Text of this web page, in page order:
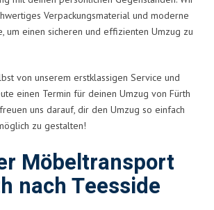
Verpackungsmaterial und moderne
um einen sicheren und effizienten Umzug zu
von unserem erstklassigen Service und
einen Termin für deinen Umzug von Fürth
uns darauf, dir den Umzug so einfach
zu gestalten!
Möbeltransport
nach Teesside